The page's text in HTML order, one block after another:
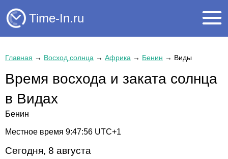
Time-In.ru
Главная → Восход солнца → Африка → Бенин → Виды
Время восхода и заката солнца
в Видах
Бенин
Местное время 9:47:57 UTC+1
Сегодня, 8 августа